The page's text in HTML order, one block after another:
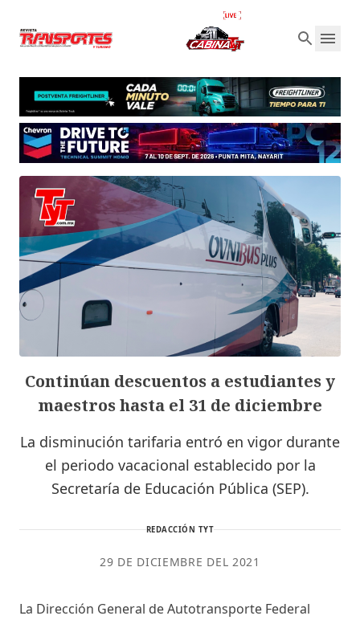
Continúan descuentos a estudiantes y
maestros hasta el 31 de diciembre
La disminución tarifaria entró en vigor durante
el periodo vacacional establecido por la
Secretaría de Educación Pública (SEP).
REDACCIÓN TYT
29 DE DICIEMBRE DEL 2021
La Dirección General de Autotransporte Federal